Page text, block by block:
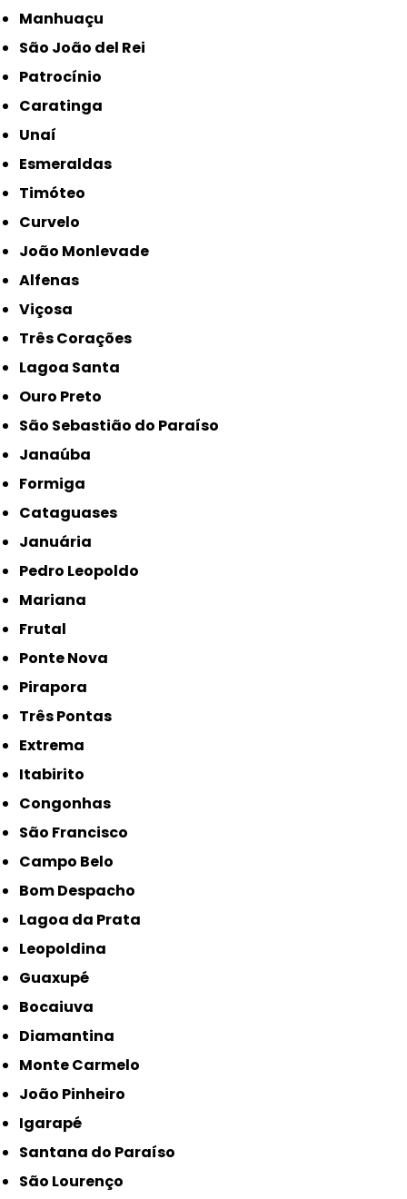
Manhuaçu
São João del Rei
Patrocínio
Caratinga
Unaí
Esmeraldas
Timóteo
Curvelo
João Monlevade
Alfenas
Viçosa
Três Corações
Lagoa Santa
Ouro Preto
São Sebastião do Paraíso
Janaúba
Formiga
Cataguases
Januária
Pedro Leopoldo
Mariana
Frutal
Ponte Nova
Pirapora
Três Pontas
Extrema
Itabirito
Congonhas
São Francisco
Campo Belo
Bom Despacho
Lagoa da Prata
Leopoldina
Guaxupé
Bocaiuva
Diamantina
Monte Carmelo
João Pinheiro
Igarapé
Santana do Paraíso
São Lourenço